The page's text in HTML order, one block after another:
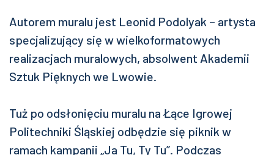
Autorem muralu jest Leonid Podolyak – artysta
specjalizujący się w wielkoformatowych
realizacjach muralowych, absolwent Akademii
Sztuk Pięknych we Lwowie.
Tuż po odsłonięciu muralu na Łące Igrowej
Politechniki Śląskiej odbędzie się piknik w
ramach kampanii „Ja Tu, Ty Tu”. Podczas